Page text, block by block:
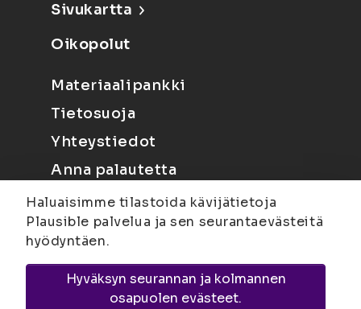
Sivukartta
Oikopolut
Materiaalipankki
Tietosuoja
Yhteystiedot
Anna palautetta
Joensuu
Suvantokatu 6, 80100 Joensuu |
Haluaisimme tilastoida kävijätietoja
Plausible palvelua ja sen seurantaevästeitä
hyödyntäen.
Hyväksyn seurannan ja kolmannen
osapuolen evästeet.